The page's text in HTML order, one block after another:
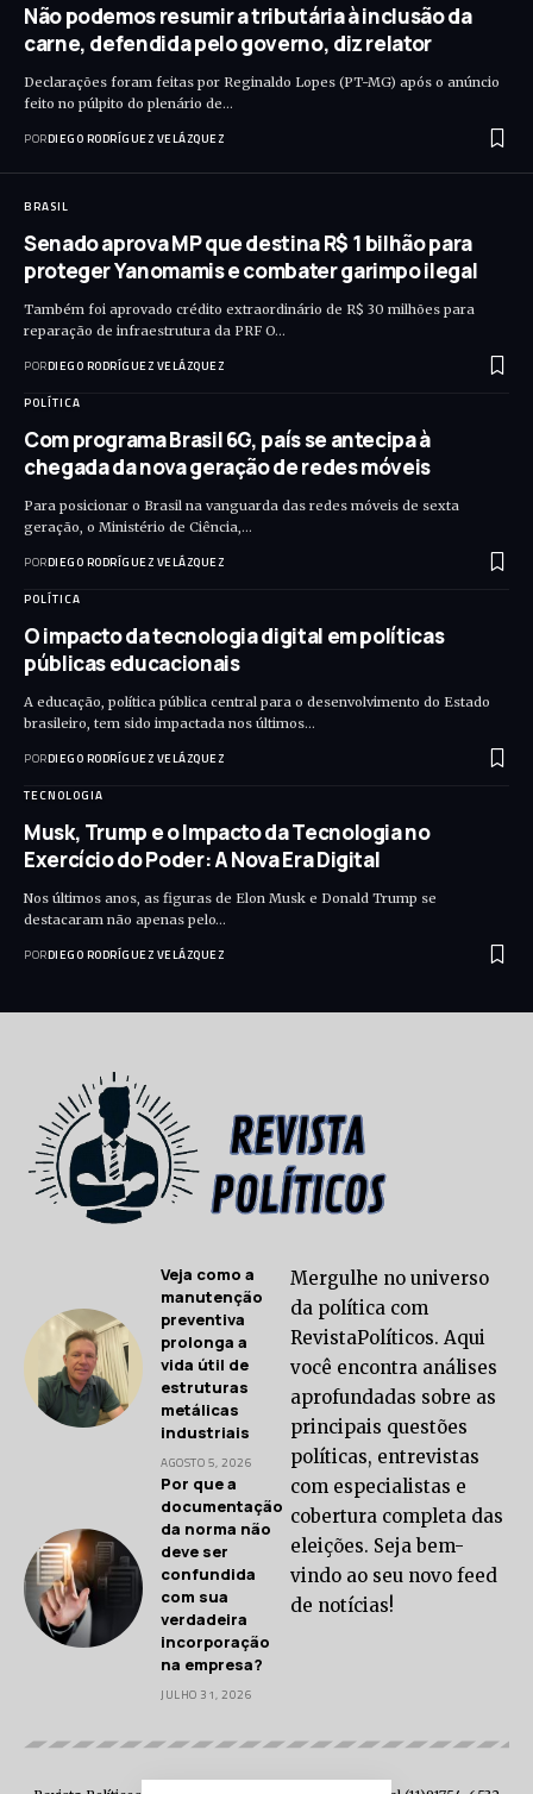
Não podemos resumir a tributária à inclusão da
carne, defendida pelo governo, diz relator
Declarações foram feitas por Reginaldo Lopes (PT-MG) após o anúncio
feito no púlpito do plenário de…
PORDIEGO RODRÍGUEZ VELÁZQUEZ
BRASIL
Senado aprova MP que destina R$ 1 bilhão para
proteger Yanomamis e combater garimpo ilegal
Também foi aprovado crédito extraordinário de R$ 30 milhões para
reparação de infraestrutura da PRF O…
PORDIEGO RODRÍGUEZ VELÁZQUEZ
POLÍTICA
Com programa Brasil 6G, país se antecipa à
chegada da nova geração de redes móveis
Para posicionar o Brasil na vanguarda das redes móveis de sexta
geração, o Ministério de Ciência,…
PORDIEGO RODRÍGUEZ VELÁZQUEZ
POLÍTICA
O impacto da tecnologia digital em políticas
públicas educacionais
A educação, política pública central para o desenvolvimento do Estado
brasileiro, tem sido impactada nos últimos…
PORDIEGO RODRÍGUEZ VELÁZQUEZ
TECNOLOGIA
Musk, Trump e o Impacto da Tecnologia no
Exercício do Poder: A Nova Era Digital
Nos últimos anos, as figuras de Elon Musk e Donald Trump se
destacaram não apenas pelo…
PORDIEGO RODRÍGUEZ VELÁZQUEZ
Veja como a
manutenção
preventiva
prolonga a
vida útil de
estruturas
metálicas
industriais
AGOSTO 5, 2026
Por que a
documentação
da norma não
deve ser
confundida
com sua
verdadeira
incorporação
na empresa?
JULHO 31, 2026
Mergulhe no universo
da política com
RevistaPolíticos. Aqui
você encontra análises
aprofundadas sobre as
principais questões
políticas, entrevistas
com especialistas e
cobertura completa das
eleições. Seja bem-
vindo ao seu novo feed
de notícias!